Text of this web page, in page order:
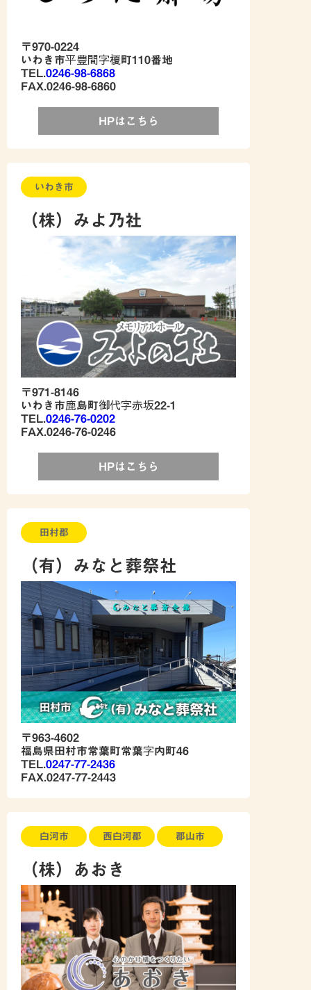
〒970-0224
いわき市平豊間字榎町110番地
TEL.0246-98-6868
FAX.0246-98-6860
HPはこちら
いわき市
（株）みよ乃社
〒971-8146
いわき市鹿島町御代字赤坂22-1
TEL.0246-76-0202
FAX.0246-76-0246
HPはこちら
田村郡
（有）みなと葬祭社
〒963-4602
福島県田村市常葉町常葉字内町46
TEL.0247-77-2436
FAX.0247-77-2443
白河市 西白河郡 郡山市
（株）あおき